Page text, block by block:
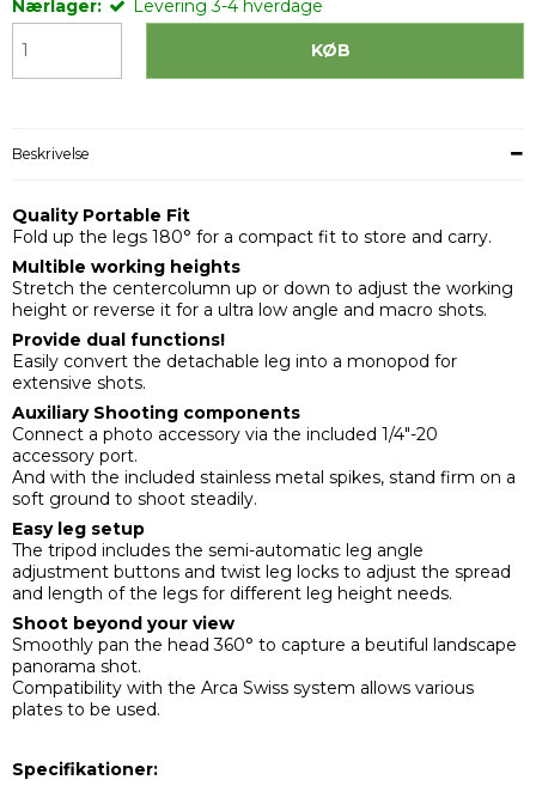
Nærlager:
Levering 3-4 hverdage
KØB
Beskrivelse
Quality Portable Fit
Fold up the legs 180° for a compact fit to store and carry.
Multible working heights
Stretch the centercolumn up or down to adjust the working
height or reverse it for a ultra low angle and macro shots.
Provide dual functions!
Easily convert the detachable leg into a monopod for
extensive shots.
Auxiliary Shooting components
Connect a photo accessory via the included 1/4"-20
accessory port.
And with the included stainless metal spikes, stand firm on a
soft ground to shoot steadily.
Easy leg setup
The tripod includes the semi-automatic leg angle
adjustment buttons and twist leg locks to adjust the spread
and length of the legs for different leg height needs.
Shoot beyond your view
Smoothly pan the head 360° to capture a beutiful landscape
panorama shot.
Compatibility with the Arca Swiss system allows various
plates to be used.
Specifikationer: